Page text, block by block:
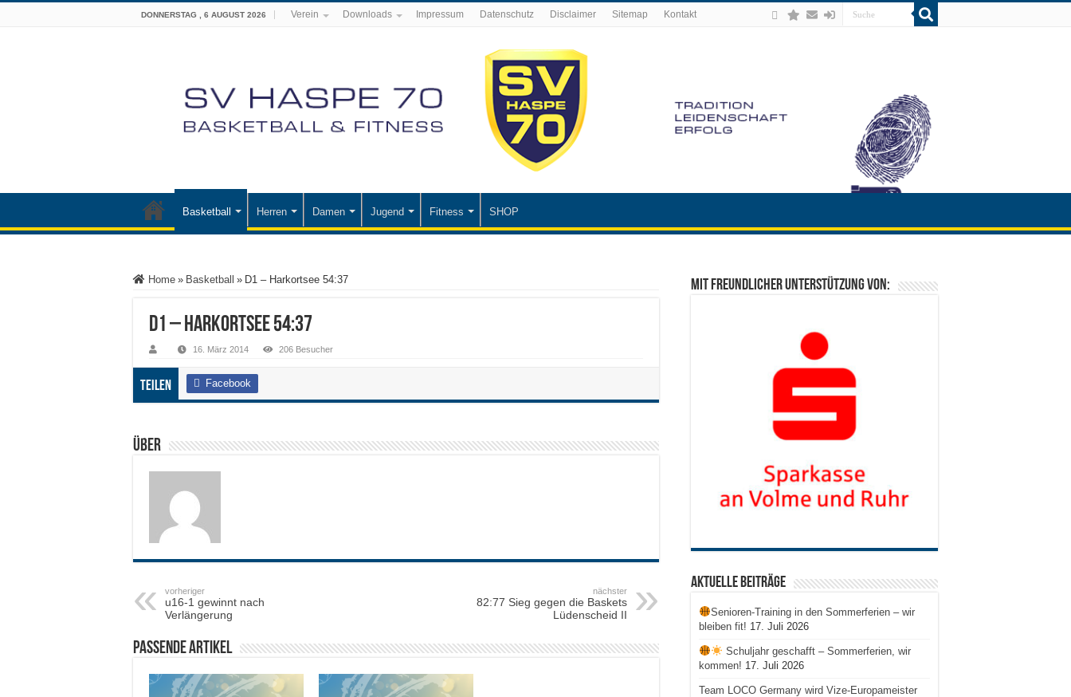
DONNERSTAG , 6 AUGUST 2026 Verein Downloads Impressum Datenschutz Disclaimer Sitemap Kontakt
Basketball Herren Damen Jugend Fitness SHOP
Home » Basketball » D1 – Harkortsee 54:37
D1 – Harkortsee 54:37
16. März 2014 206 Besucher
Teilen Facebook
Über
vorheriger
u16-1 gewinnt nach
Verlängerung
nächster
82:77 Sieg gegen die Baskets
Lüdenscheid II
Passende Artikel
Mit freundlicher Unterstützung von:
Aktuelle Beiträge
Senioren-Training in den Sommerferien – wir
bleiben fit! 17. Juli 2026
Schuljahr geschafft – Sommerferien, wir
kommen! 17. Juli 2026
Team LOCO Germany wird Vize-Europameister